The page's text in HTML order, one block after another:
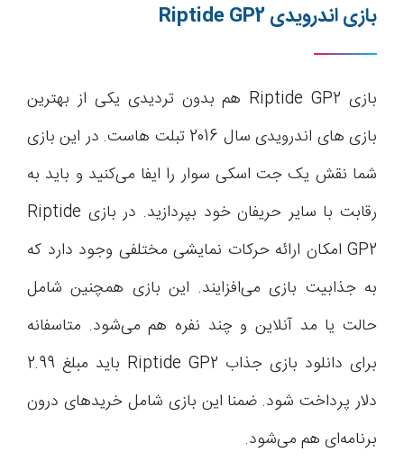
بازی اندرویدیRiptide GP2
بازی Riptide GP2 هم بدون تردیدی یکی از بهترین
بازی های اندرویدی سال 2016 تبلت هاست. در این بازی
شما نقش یک جت اسکی سوار را ایفا می‌کنید و باید به
رقابت با سایر حریفان خود بپردازید. در بازی Riptide
GP2 امکان ارائه حرکات نمایشی مختلفی وجود دارد که
به جذابیت بازی می‌افزایند. این بازی همچنین شامل
حالت یا مد آنلاین و چند نفره هم می‌شود. متاسفانه
برای دانلود بازی جذاب Riptide GP2 باید مبلغ 2.99
دلار پرداخت شود. ضمنا این بازی شامل خریدهای درون
برنامه‌ای هم می‌شود.